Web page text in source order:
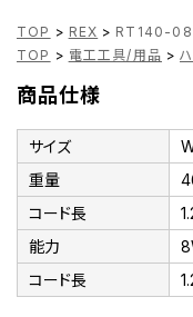
TOP > REX > RT140-
TOP > 電工工具/用品 >
商品仕様
サイズ
重量
コード長
能力
コード長